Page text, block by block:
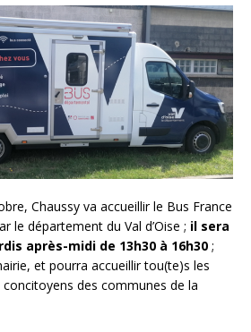
Chaussy va accueillir le Bus France
le département du Val d’Oise ; il sera
après-midi de 13h30 à 16h30 ;
et pourra accueillir tou(te)s les
des communes de la